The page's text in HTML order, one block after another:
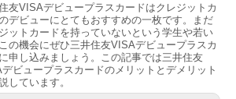
友VISAデビュープラスカードはクレジットカ
デビューにとてもおすすめの一枚です。まだ
ットカードを持っていないという学生や若い
の機会にぜひ三井住友VISAデビュープラスカ
申し込みましょう。この記事では三井住友
ビュープラスカードのメリットとデメリット
しています。